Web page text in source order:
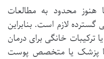
هنوز محدود به مطالعات
لازم است. بنابراین
ترکیبات خانگی برای درمان
پزشک یا متخصص پوست